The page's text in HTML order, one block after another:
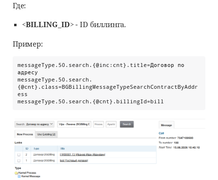
Где:
<BILLING_ID>- ID биллинга.
Пример:
messageType.50.search.{@inc:cnt}.title=Договор по
адресу
messageType.50.search.
{@cnt}.class=BGBillingMessageTypeSearchContractByAddr
ess
messageType.50.search.{@cnt}.billingId=bill